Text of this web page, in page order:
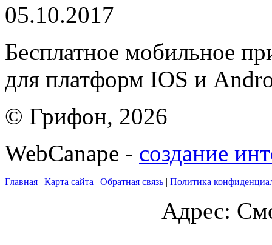
05.10.2017
Бесплатное мобильное
для платформ IOS и
© Грифон, 2026
WebCanape - создание
Главная | Карта сайта | Обратная связь | Политика
Адрес: